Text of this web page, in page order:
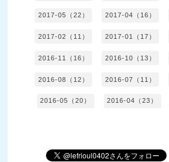
2017-05（22） 2017-04（16）
2017-02（11） 2017-01（17）
2016-11（16） 2016-10（13）
2016-08（12） 2016-07（11）
2016-05（20） 2016-04（23）